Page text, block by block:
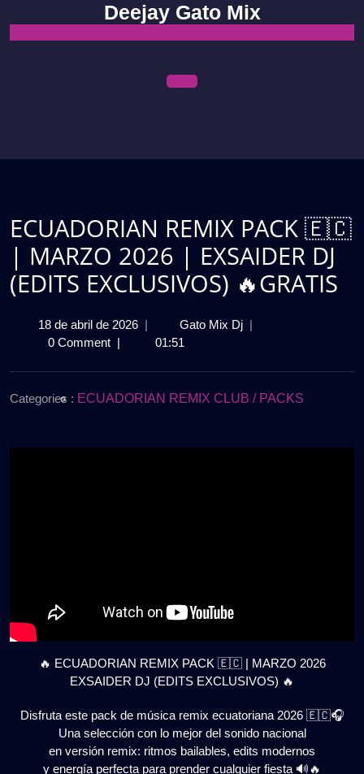
content
Deejay Gato Mix
ECUADORIAN REMIX PACK 🇪🇨
| MARZO 2026 | EXSAIDER DJ
(EDITS EXCLUSIVOS) 🔥GRATIS
18 de abril de 202618
2026
| Gato Mix DjECUADORIAN
|
|
|
0 Comment | 01:51
Categories : ECUADORIAN REMIX CLUB / PACKS
🔥 ECUADORIAN REMIX PACK 🇪🇨 | MARZO 2026
EXSAIDER DJ (EDITS EXCLUSIVOS) 🔥
Disfruta este pack de música remix ecuatoriana 2026 🇪🇨🎧
Una selección con lo mejor del sonido nacional
en versión remix: ritmos bailables, edits modernos
y energía perfecta para prender cualquier fiesta 🔊🔥